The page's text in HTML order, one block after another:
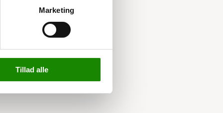
Marketing
Tillad alle